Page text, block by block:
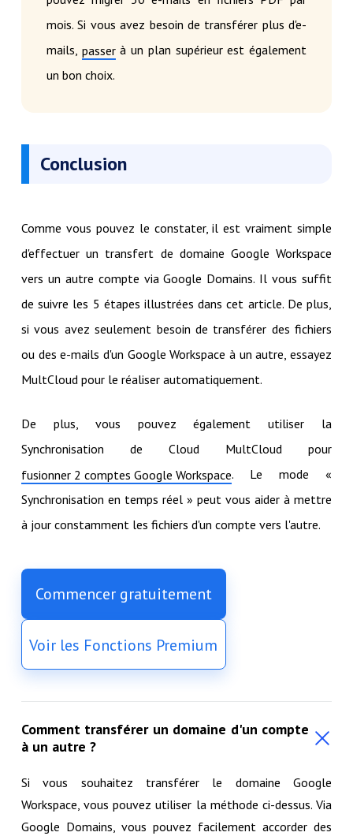
mois. Si vous avez besoin de transférer plus d'e-
mails, passerà un plan supérieur est également
un bon choix.
Conclusion
Comme vous pouvez le constater, il est vraiment simple
d'effectuer un transfert de domaine Google Workspace
vers un autre compte via Google Domains. Il vous suffit
de suivre les 5 étapes illustrées dans cet article. De plus,
si vous avez seulement besoin de transférer des fichiers
ou des e-mails d'un Google Workspace à un autre, essayez
MultCloud pour le réaliser automatiquement.
De plus, vous pouvez également utiliser la
Synchronisation de Cloud MultCloud pour
fusionner 2 comptes Google Workspace. Le mode «
Synchronisation en temps réel » peut vous aider à mettre
à jour constamment les fichiers d'un compte vers l'autre.
Commencer gratuitement
Voir les Fonctions Premium
Comment transférer un domaine d'un compte
à un autre ?
Si vous souhaitez transférer le domaine Google
Workspace, vous pouvez utiliser la méthode ci-dessus. Via
Google Domains, vous pouvez facilement accorder des